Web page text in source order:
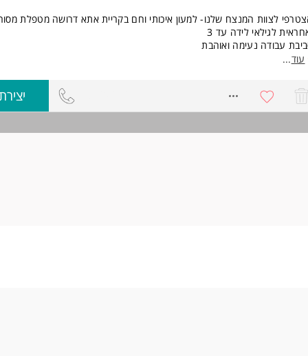
לצוות המנצח שלנו- למעון איכותי וחם בקריית אתא דרושה מטפלת
לגילאי לידה עד 3
עבודה נעימה ואוהבת
להכיר אותך ולהזמין אותך למשפחה שלנו.
אנחנו מחפשות אישה עם לב גדול, אהבה לילדים, סבלנות ורצון להיות חלק מצוות
משפחתי, מקצועי ותומך
עוד...